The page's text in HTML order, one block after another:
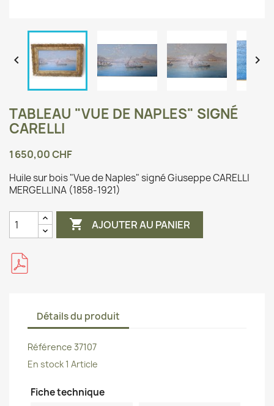
 
TABLEAU "VUE DE NAPLES" SIGNÉ
CARELLI
1 650,00 CHF
Huile sur bois "Vue de Naples" signé Giuseppe CARELLI
MERGELLINA (1858-1921)
 AJOUTER AU PANIER
Détails du produit
Référence 37107
En stock 1 Article
Fiche technique